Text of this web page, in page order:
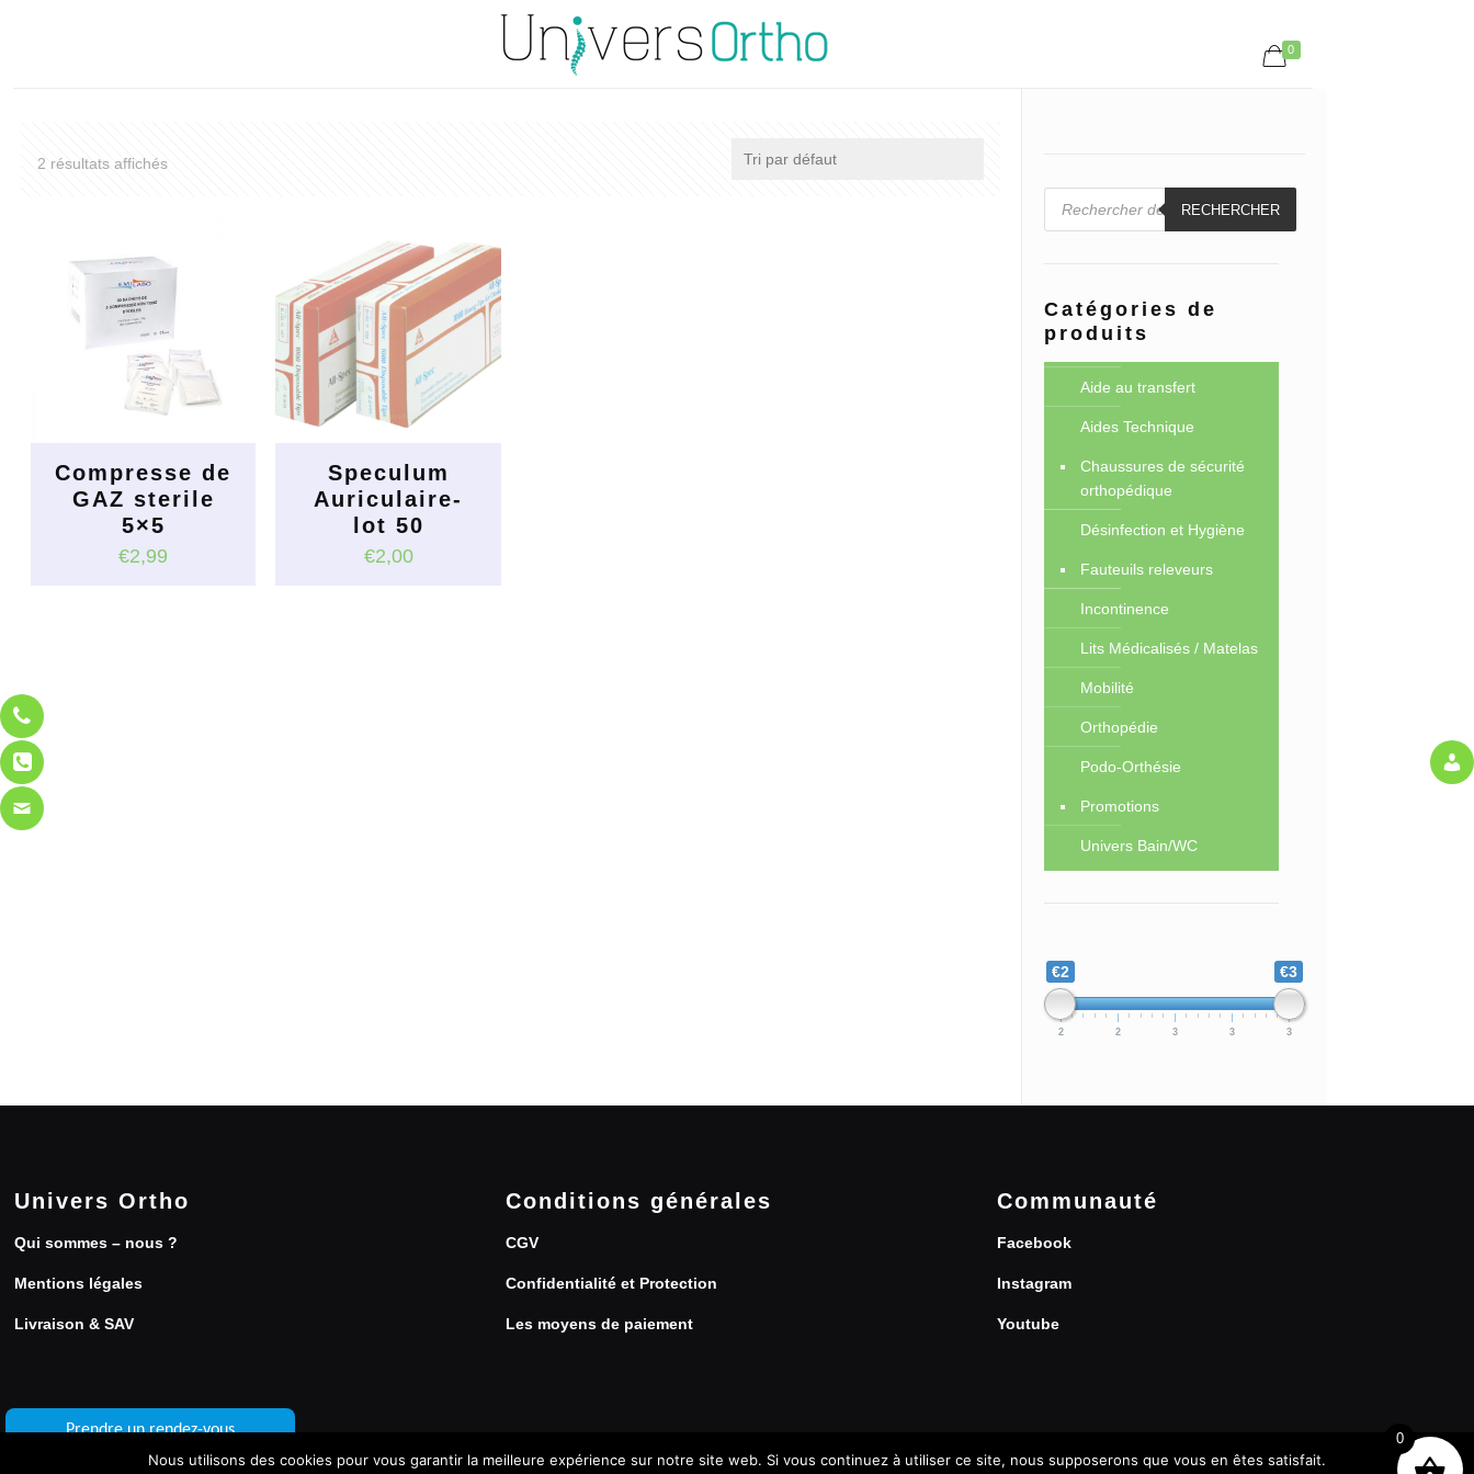
0
2 résultats affichés
Compresse de
GAZ sterile
5×5
€2,99
Speculum
Auriculaire-
lot 50
€2,00
Recherche
de
RECHERCHER
Catégories de
produits
Aide au transfert
Aides Technique
Chaussures de sécurité
orthopédique
Désinfection et Hygiène
Fauteuils releveurs
Incontinence
Lits Médicalisés / Matelas
Mobilité
Orthopédie
Podo-Orthésie
Promotions
Univers Bain/WC
€2 €3
2 2 3 3 3
Univers Ortho
Qui sommes – nous ?
Mentions légales
Livraison & SAV
Conditions générales
CGV
Confidentialité et Protection
Les moyens de paiement
Communauté
Facebook
Instagram
Youtube
Prendre un rendez-vous 0
Nous utilisons des cookies pour vous garantir la meilleure expérience sur notre site web. Si vous continuez à utiliser ce site, nous supposerons que vous en êtes satisfait.